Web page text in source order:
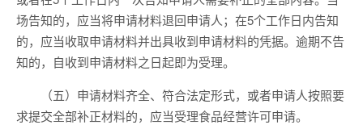
场告知的，应当将申请材料退回申请人；在5个工作日内告知
的，应当收取申请材料并出具收到申请材料的凭据。逾期不告
知的，自收到申请材料之日起即为受理。
（五）申请材料齐全、符合法定形式，或者申请人按照要
求提交全部补正材料的，应当受理食品经营许可申请。